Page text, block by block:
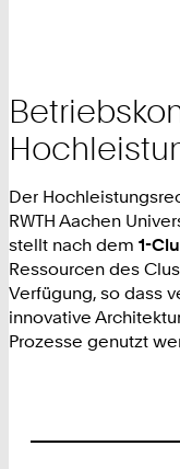
Der
RWTH Aachen
stellt nach dem 1-
Ressourcen des
Verfügung, so dass
innovative
Prozesse genutzt